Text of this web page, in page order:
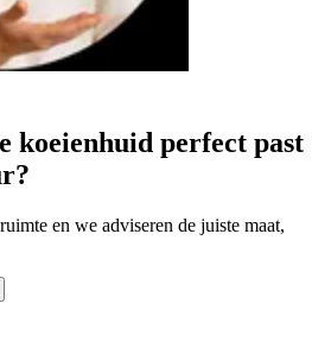
koeienhuid perfect past
en we adviseren de juiste maat,